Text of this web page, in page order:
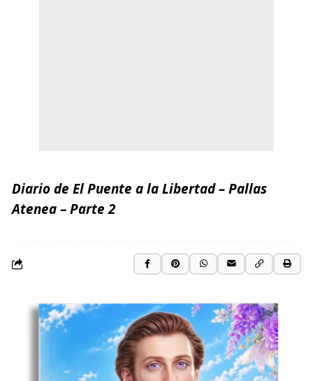
Diario de El Puente a la Libertad –Pallas
Atenea–Parte 2